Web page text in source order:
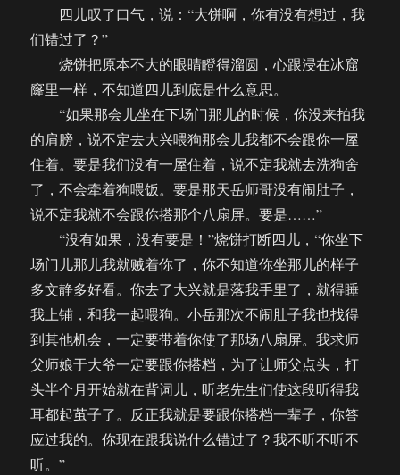
四儿叹了口气，说：“大饼啊，你有没有想过，我
们错过了？”
烧饼把原本不大的眼睛瞪得溜圆，心跟浸在冰窟
窿里一样，不知道四儿到底是什么意思。
“如果那会儿坐在下场门那儿的时候，你没来拍我
的肩膀，说不定去大兴喂狗那会儿我都不会跟你一屋
住着。要是我们没有一屋住着，说不定我就去洗狗舍
了，不会牵着狗喂饭。要是那天岳师哥没有闹肚子，
说不定我就不会跟你搭那个八扇屏。要是……”
“没有如果，没有要是！”烧饼打断四儿，“你坐下
场门儿那儿我就贼着你了，你不知道你坐那儿的样子
多文静多好看。你去了大兴就是落我手里了，就得睡
我上铺，和我一起喂狗。小岳那次不闹肚子我也找得
到其他机会，一定要带着你使了那场八扇屏。我求师
父师娘于大爷一定要跟你搭档，为了让师父点头，打
头半个月开始就在背词儿，听老先生们使这段听得我
耳都起茧子了。反正我就是要跟你搭档一辈子，你答
应过我的。你现在跟我说什么错过了？我不听不听不
听。”